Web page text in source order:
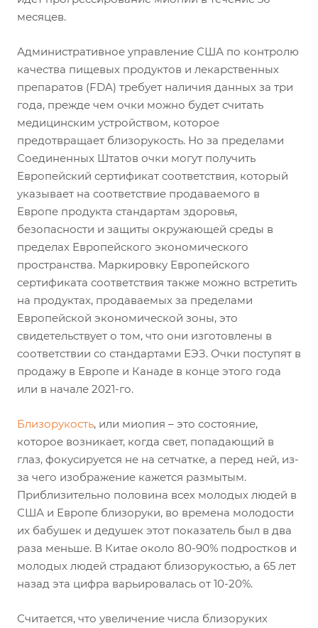
месяцев.
Административное управление США по контролю
качества пищевых продуктов и лекарственных
препаратов (FDA) требует наличия данных за три
года, прежде чем очки можно будет считать
медицинским устройством, которое
предотвращает близорукость. Но за пределами
Соединенных Штатов очки могут получить
Европейский сертификат соответствия, который
указывает на соответствие продаваемого в
Европе продукта стандартам здоровья,
безопасности и защиты окружающей среды в
пределах Европейского экономического
пространства. Маркировку Европейского
сертификата соответствия также можно встретить
на продуктах, продаваемых за пределами
Европейской экономической зоны, это
свидетельствует о том, что они изготовлены в
соответствии со стандартами ЕЭЗ. Очки поступят в
продажу в Европе и Канаде в конце этого года
или в начале 2021-го.
Близорукость, или миопия – это состояние,
которое возникает, когда свет, попадающий в
глаз, фокусируется не на сетчатке, а перед ней, из-
за чего изображение кажется размытым.
Приблизительно половина всех молодых людей в
США и Европе близоруки, во времена молодости
их бабушек и дедушек этот показатель был в два
раза меньше. В Китае около 80-90% подростков и
молодых людей страдают близорукостью, а 65 лет
назад эта цифра варьировалась от 10-20%.
Считается, что увеличение числа близоруких